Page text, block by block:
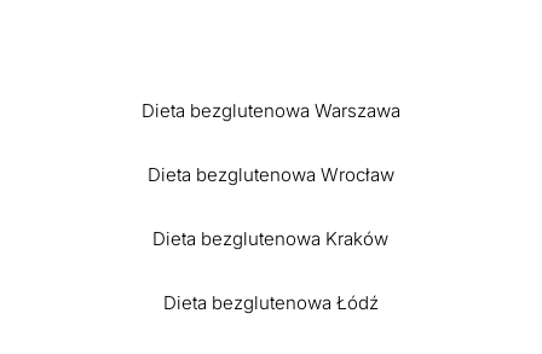
Dieta bezglutenowa Warszawa
Dieta bezglutenowa Wrocław
Dieta bezglutenowa Kraków
Dieta bezglutenowa Łódź